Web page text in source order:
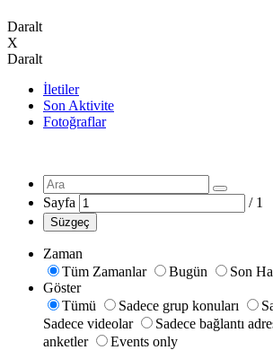
Daralt
X
Daralt
İletiler
Son Aktivite
Fotoğraflar
Sayfa / 1
Süzgeç
Zaman
Tüm Zamanlar
Bugün Son
Göster
Tümü
Sadece grup konuları
Sadece videolar
Sadece bağlantı
anketler
Events only